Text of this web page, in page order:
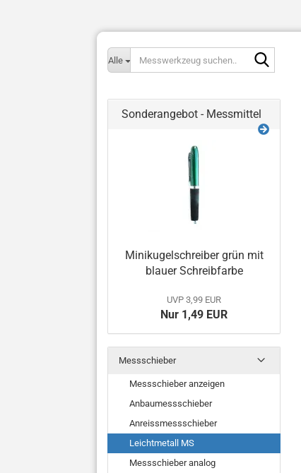
Alle
Sonderangebot - Messmittel
Minikugelschreiber grün mit
blauer Schreibfarbe
UVP 3,99 EUR
Nur 1,49 EUR
Messschieber
Messschieber anzeigen
Anbaumessschieber
Anreissmessschieber
Leichtmetall MS
Messschieber analog